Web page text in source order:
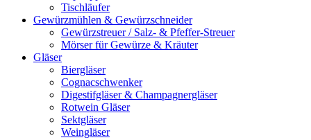
Tischläufer
Gewürzmühlen & Gewürzschneider
Gewürzstreuer / Salz- & Pfeffer-Streuer
Mörser für Gewürze & Kräuter
Gläser
Biergläser
Cognacschwenker
Digestifgläser & Champagnergläser
Rotwein Gläser
Sektgläser
Weingläser